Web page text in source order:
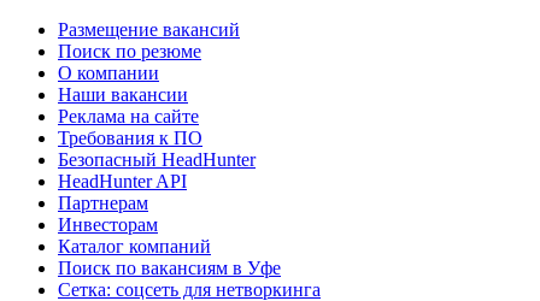
Размещение вакансий
Поиск по резюме
О компании
Наши вакансии
Реклама на сайте
Требования к ПО
Безопасный HeadHunter
HeadHunter API
Партнерам
Инвесторам
Каталог компаний
Поиск по вакансиям в Уфе
Сетка: соцсеть для нетворкинга